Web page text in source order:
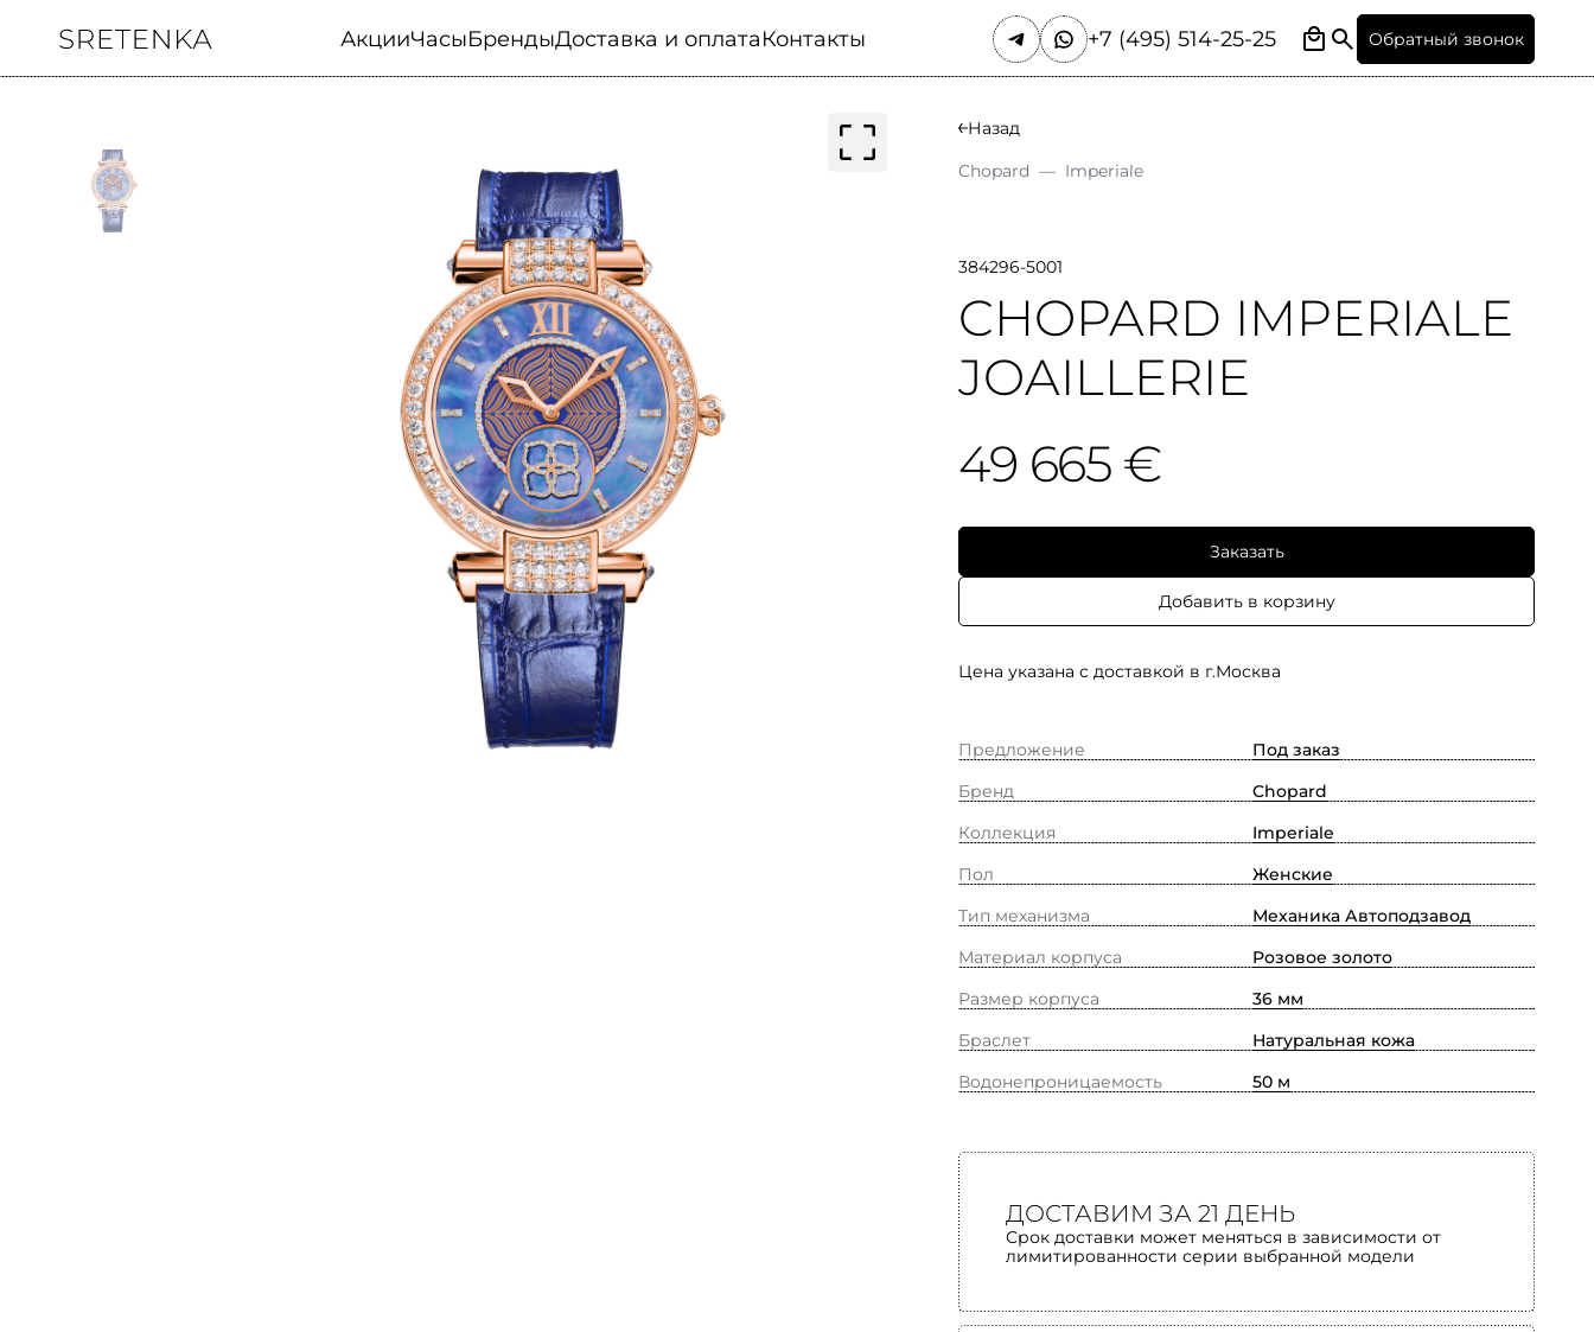
АкцииЧасыБрендыДоставка и оплатаКонтакты +7 (495) 514-25-25 Обратный звонок
Назад
Chopard — Imperiale
384296-5001
CHOPARD IMPERIALE
JOAILLERIE
49 665 €
Заказать
Добавить в корзину
Цена указана с доставкой в г.Москва
Предложение
Под заказ
Бренд
Chopard
Коллекция
Imperiale
Пол
Женские
Тип механизма
Механика Автоподзавод
Материал корпуса
Pозовое золото
Размер корпуса
36 мм
Браслет
Натуральная кожа
Водонепроницаемость
50 м
ДОСТАВИМ ЗА 21 ДЕНЬ
Срок доставки может меняться в зависимости от
лимитированности серии выбранной модели